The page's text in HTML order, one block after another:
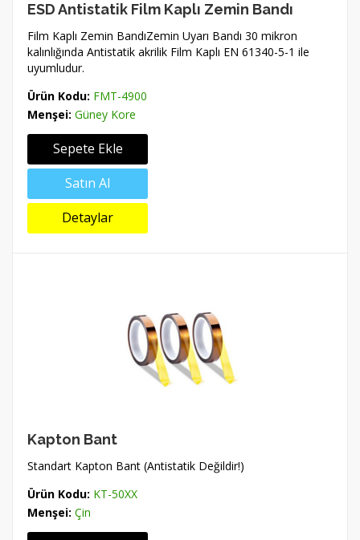
ESD Antistatik Film Kaplı Zemin Bandı
Film Kaplı Zemin BandıZemin Uyarı Bandı 30 mikron
kalınlığında Antistatik akrilik Film Kaplı EN 61340-5-1 ile
uyumludur.
Ürün Kodu: FMT-4900
Menşei: Güney Kore
Sepete Ekle
Satın Al
Detaylar
Kapton Bant
Standart Kapton Bant (Antistatik Değildir!)
Ürün Kodu: KT-50XX
Menşei: Çin